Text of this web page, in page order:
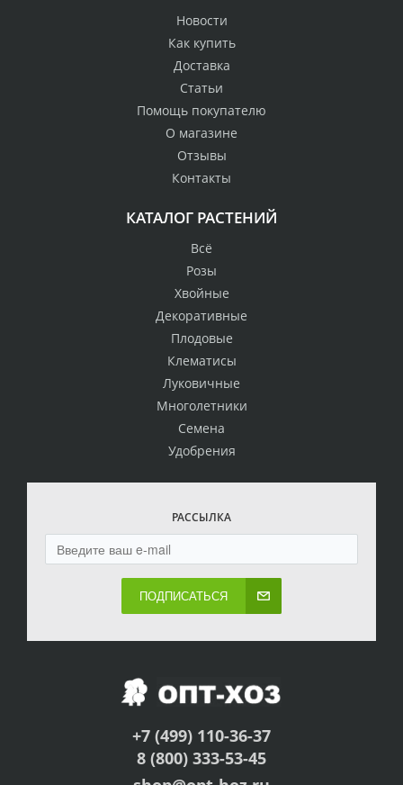
Новости
Как купить
Доставка
Статьи
Помощь покупателю
О магазине
Отзывы
Контакты
КАТАЛОГ РАСТЕНИЙ
Всё
Розы
Хвойные
Декоративные
Плодовые
Клематисы
Луковичные
Многолетники
Семена
Удобрения
РАССЫЛКА
ПОДПИСАТЬСЯ
+7 (499) 110-36-37
8 (800) 333-53-45